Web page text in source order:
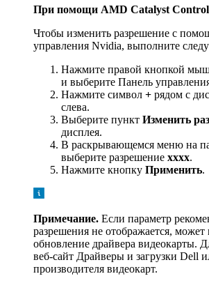
При помощи AMD Catalyst
Чтобы изменить разрешение с
управления Nvidia, выполните
Нажмите правой кнопкой
и выберите Панель
Нажмите символ + рядом с
слева.
Выберите пункт Изменить
дисплея.
В раскрывающемся меню на
выберите разрешение xxxx.
Нажмите кнопку Применить.
Примечание. Если параметр
разрешения не отображается, может
обновление драйвера видеокарты.
веб-сайт Драйверы и загрузки Dell
производителя видеокарт.